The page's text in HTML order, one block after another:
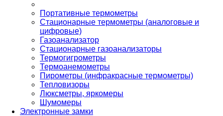
Портативные термометры
Стационарные термометры (аналоговые и
цифровые)
Газоанализатор
Стационарные газоанализаторы
Термогигрометры
Термоанемометры
Пирометры (инфракрасные термометры)
Тепловизоры
Люксметры, яркомеры
Шумомеры
Электронные замки